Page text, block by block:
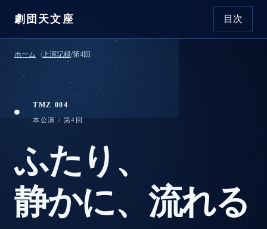
本文へ移動
劇団天文座 目次
ホーム /上演記録/第4回
TMZ 004
本公演 / 第4回
ふたり、
静かに、 流れる